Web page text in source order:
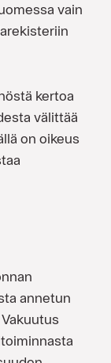
vain
kertoa
välittää
on oikeus
annetun